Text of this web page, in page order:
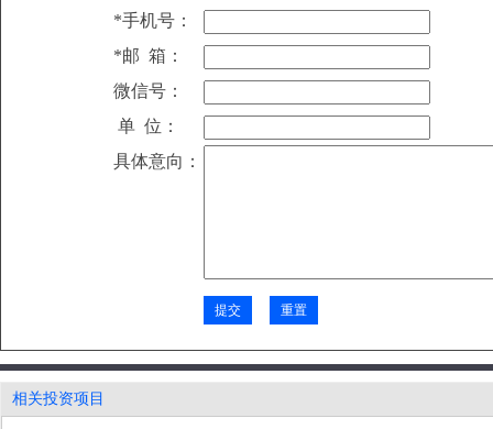
*手机号：
*邮 箱：
微信号：
单 位：
具体意向：
相关投资项目
四川省资阳市汽车智能安全自动保护器生产项目
大宗农副产品交
海南新兴渔港国家一级渔港建设项目
武山县鸳鸯玉（